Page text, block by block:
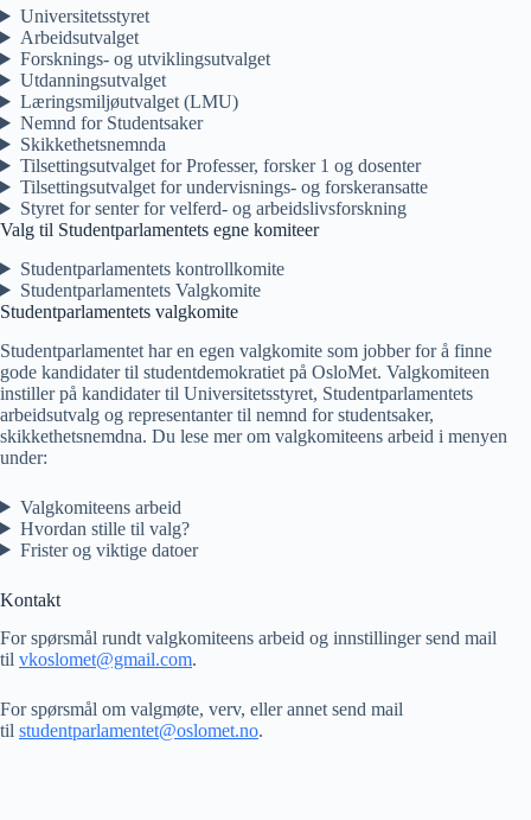
Universitetsstyret
Arbeidsutvalget
Forsknings- og utviklingsutvalget
Utdanningsutvalget
Læringsmiljøutvalget (LMU)
Nemnd for Studentsaker
Skikkethetsnemnda
Tilsettingsutvalget for Professer, forsker 1 og dosenter
Tilsettingsutvalget for undervisnings- og forskeransatte
Styret for senter for velferd- og arbeidslivsforskning
Valg til Studentparlamentets egne komiteer
Studentparlamentets kontrollkomite
Studentparlamentets Valgkomite
Studentparlamentets valgkomite
Studentparlamentet har en egen valgkomite som jobber for å finne
gode kandidater til studentdemokratiet på OsloMet. Valgkomiteen
instiller på kandidater til Universitetsstyret, Studentparlamentets
arbeidsutvalg og representanter til nemnd for studentsaker,
skikkethetsnemdna. Du lese mer om valgkomiteens arbeid i menyen
under:
Valgkomiteens arbeid
Hvordan stille til valg?
Frister og viktige datoer
Kontakt
For spørsmål rundt valgkomiteens arbeid og innstillinger send mail
til vkoslomet@gmail.com.
For spørsmål om valgmøte, verv, eller annet send mail
til studentparlamentet@oslomet.no.